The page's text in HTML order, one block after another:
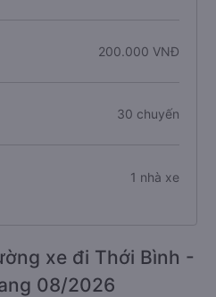
200.000 VNĐ
30 chuyến
1 nhà xe
xe đi Thới Bình -
08/2026